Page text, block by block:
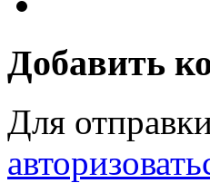
Добавить
Для